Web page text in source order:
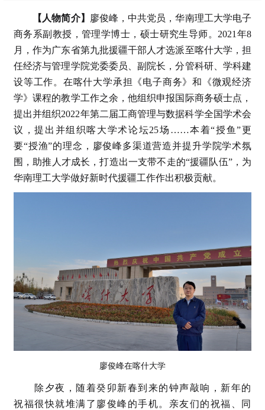
【人物简介】
廖俊峰，中共党员，华南理工大学电子
商务系副教授，管理学博士，硕士研究生导师。2021年8
月，作为广东省第九批援疆干部人才选派至喀什大学，担
任经济与管理学院党委委员、副院长，分管科研、学科建
设等工作。在喀什大学承担《电子商务》和《微观经济
学》课程的教学工作之余，他组织申报国际商务硕士点，
提出并组织2022年第二届工商管理与数据科学全国学术会
议，提出并组织喀大学术论坛25场……本着“授鱼”更
要“授渔”的理念，廖俊峰多渠道营造并提升学院学术氛
围，助推人才成长，打造出一支带不走的“援疆队伍”，为
华南理工大学做好新时代援疆工作作出积极贡献。
廖俊峰在喀什大学
除夕夜，随着癸卯新春到来的钟声敲响，新年的
祝福很快就堆满了廖俊峰的手机。亲友们的祝福、同